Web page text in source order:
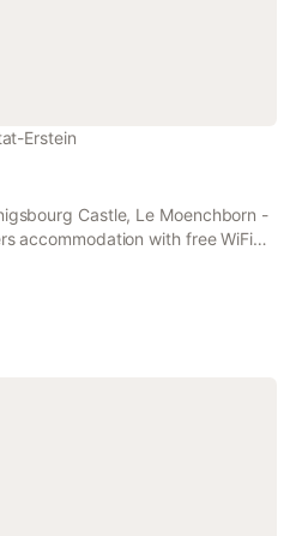
Erstein
Castle, Le Moenchborn -
accommodation with free WiFi